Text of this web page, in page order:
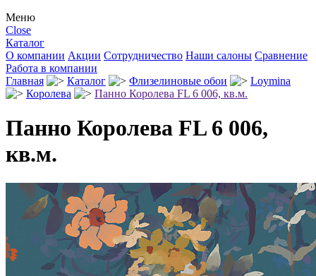
Меню
Close
Каталог
О компании Акции Сотрудничество Наши салоны Сравнение
Работа в компании
Главная
Каталог Флизелиновые обои
Loymina
Королева
Панно Королева FL 6 006, кв.м.
Панно Королева FL 6 006,
кв.м.